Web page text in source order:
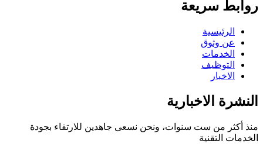
روابط سريعة
الرئيسية
عن وثوق
الخدمات
التوظيف
الاخبار
النشرة الاخبارية
منذ أكثر من ست سنوات، ونحن نسعى جاهدين للارتقاء بجودة
الخدمات التقنية